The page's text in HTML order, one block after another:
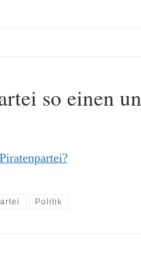
so einen
Politik